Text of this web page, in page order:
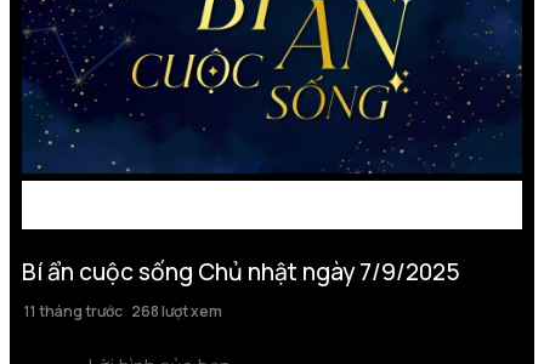
Bí ẩn cuộc sống Chủ nhật ngày 7/9/2025
11 tháng trước 268 lượt xem